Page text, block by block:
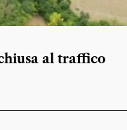
al traffico